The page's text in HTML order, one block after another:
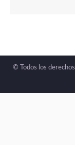
© Todos los